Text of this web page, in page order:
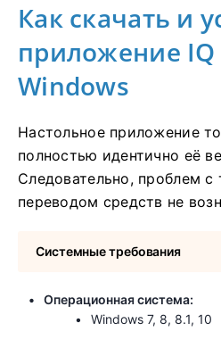
Как скачать и
приложение
Windows
Настольное приложение
полностью идентично её
Следовательно, проблем с
переводом средств не
Системные требования
Операционная система:
Windows 7, 8, 8.1, 10